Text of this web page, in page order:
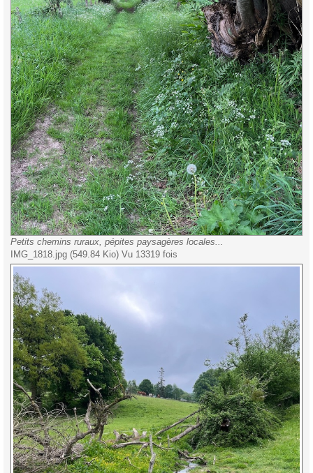
Petits chemins ruraux, pépites paysagères locales...
IMG_1818.jpg (549.84 Kio) Vu 13319 fois